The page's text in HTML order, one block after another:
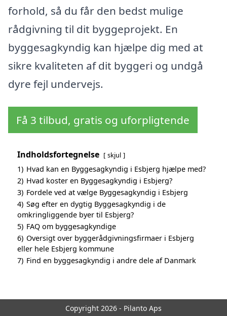
forhold, så du får den bedst mulige
rådgivning til dit byggeprojekt. En
byggesagkyndig kan hjælpe dig med at
sikre kvaliteten af dit byggeri og undgå
dyre fejl undervejs.
Få 3 tilbud, gratis og uforpligtende
Indholdsfortegnelse skjul
1) Hvad kan en Byggesagkyndig i Esbjerg hjælpe med?
2) Hvad koster en Byggesagkyndig i Esbjerg?
3) Fordele ved at vælge Byggesagkyndig i Esbjerg
4) Søg efter en dygtig Byggesagkyndig i de
omkringliggende byer til Esbjerg?
5) FAQ om byggesagkyndige
6) Oversigt over byggerådgivningsfirmaer i Esbjerg
eller hele Esbjerg kommune
7) Find en byggesagkyndig i andre dele af Danmark
Copyright 2026 - Pilanto Aps